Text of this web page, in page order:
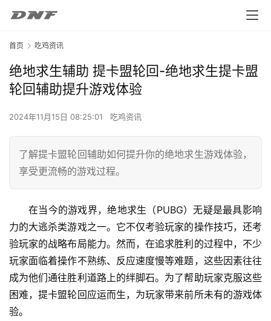
首页 吃鸡资讯
绝地求生辅助 提卡盟轮回-绝地求生提卡盟
轮回辅助提升游戏体验
2024年11月15日 08:25:01 吃鸡资讯
了解提卡盟轮回辅助如何提升你的绝地求生游戏体验，
享受更流畅的游戏过程。
在当今的游戏界，绝地求生（PUBG）无疑是最具影响
力的大逃杀类游戏之一。它不仅考验玩家的操作技巧，还考
验玩家的战略布局能力。然而，在追求胜利的过程中，不少
玩家面临着操作不熟练、反应速度慢等难题，这些因素往往
成为他们通往胜利道路上的绊脚石。为了帮助玩家克服这些
困难，提卡盟轮回应运而生，为玩家带来前所未有的游戏体
验。